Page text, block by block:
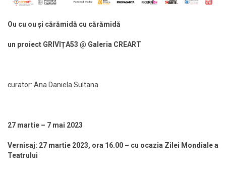
Ou cu ou și cărămidă cu cărămidă
un proiect GRIVIȚA53 @ Galeria CREART
curator: Ana Daniela Sultana
27 martie – 7 mai 2023
Vernisaj: 27 martie 2023, ora 16.00 – cu ocazia Zilei Mondiale a
Teatrului